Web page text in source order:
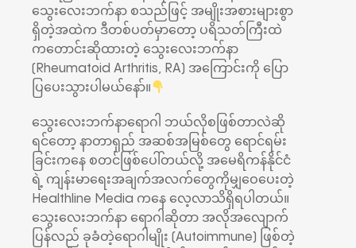
သွေးလေးဘက်နာ စသည်ဖြင့် အမျိုးအစားများစွာ
ရှိတဲ့အထဲက ဒီတစ်ပတ်မှာတော့ ပရိသတ်ကြီးထဲ
ကတောင်းဆိုထားတဲ့ သွေးလေးဘက်နာ
(Rheumatoid Arthritis, RA) အကြောင်းကို ပြော
ပြပေးသွားပါမယ်နော်။
သွေးလေးဘက်နာရောဂါ ဘယ်လိုစဖြစ်တာလဲဆို
ရင်တော့ နာတာရှည် အဆစ်အမြစ်တွေ ရောင်ရမ်း
ခြင်းကနေ စတင်ဖြစ်ပေါ်တယ်လို့ အမေရိကန်နိုင်ငံ
ရဲ့ ကျန်းမာရေးအချက်အလက်တွေကိုမျှဝေပေးတဲ့
Healthline Media ကနေ လေ့လာသိရှိရပါတယ်။
သွေးလေးဘက်နာ ရောဂါဆိုတာ အလိုအလျောက်
ပြန်လည် ခုခံတဲ့ရောဂါမျိုး (Autoimmune) ဖြစ်တဲ့